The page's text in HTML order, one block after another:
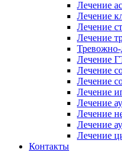
Лечение
Лечение
Лечение
Лечение
Тревожно-
Лечение
Лечение
Лечение
Лечение
Лечение
Лечение
Лечение
Лечение
Контакты